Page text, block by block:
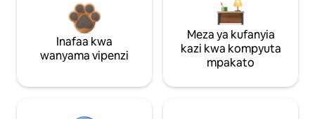
Inafaa kwa
wanyama vipenzi
Meza ya kufanyia
kazi kwa kompyuta
mpakato